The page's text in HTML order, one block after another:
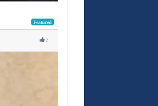
Featured
2